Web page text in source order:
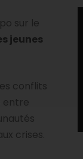
sur le
jeunes
conflits
entre
crises.